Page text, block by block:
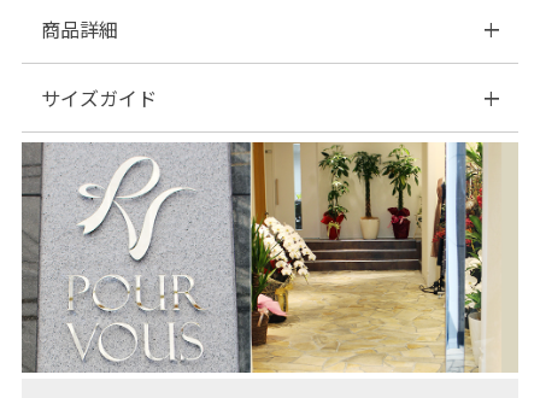
商品詳細
◆Item category
サイズガイド
| サイズ表